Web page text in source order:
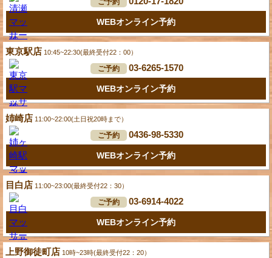
WEBオンライン予約
東京駅店 10:45~22:30(最終受付22：00）
ご予約 03-6265-1570
WEBオンライン予約
姉崎店 11:00~22:00(土日祝20時まで）
ご予約 0436-98-5330
WEBオンライン予約
目白店 11:00~23:00(最終受付22：30）
ご予約 03-6914-4022
WEBオンライン予約
上野御徒町店 10時~23時(最終受付22：20）